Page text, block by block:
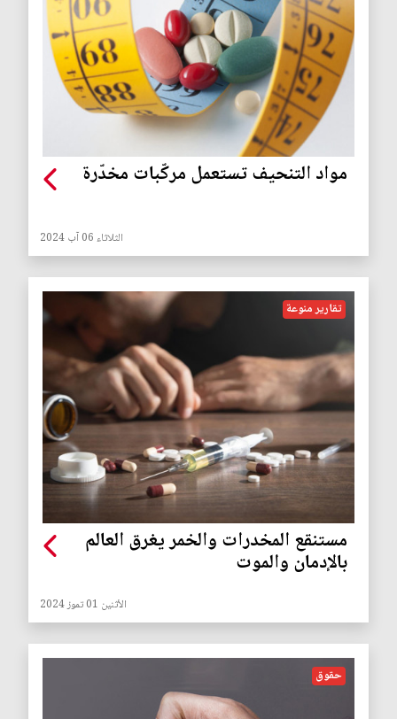
مواد التنحيف تستعمل مركّبات مخدّرة
الثلاثاء 06 آب 2024
تقارير منوعة
مستنقع المخدرات والخمر يغرق العالم
بالإدمان والموت
الأثنين 01 تموز 2024
حقوق